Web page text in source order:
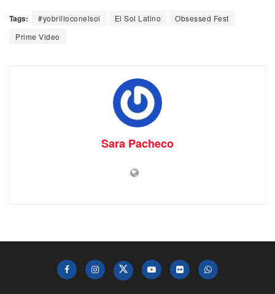
Tags: #yobrilloconelsol El Sol Latino
Obsessed Fest
Prime Video
Sara Pacheco